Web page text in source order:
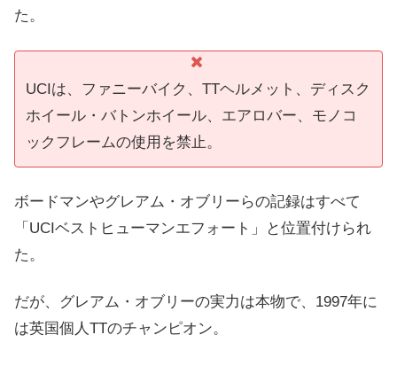
た。
UCIは、ファニーバイク、TTヘルメット、ディスク
ホイール・バトンホイール、エアロバー、モノコ
ックフレームの使用を禁止。
ボードマンやグレアム・オブリーらの記録はすべて
「UCIベストヒューマンエフォート」と位置付けられ
た。
だが、グレアム・オブリーの実力は本物で、1997年に
は英国個人TTのチャンピオン。